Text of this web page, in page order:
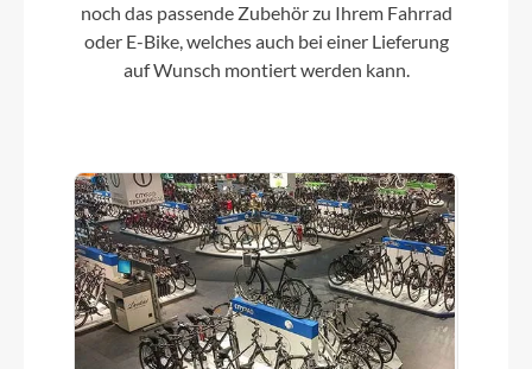
Shimano 105, 12-speed
Umwerfer
Shimano 105 Di2 R7170
Steuersatz
noch das passende Zubehör zu Ihrem Fahrrad
oder E-Bike, welches auch bei einer Lieferung
auf Wunsch montiert werden kann.